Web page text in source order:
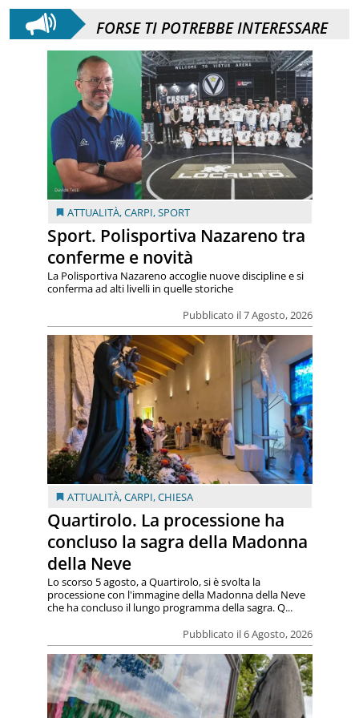
FORSE TI POTREBBE INTERESSARE
ATTUALITÀ,CARPI,SPORT
Sport. Polisportiva Nazareno tra
conferme e novità
Pubblicato il 7 Agosto, 2026
La Polisportiva Nazareno accoglie nuove discipline e si
conferma ad alti livelli in quelle storiche
ATTUALITÀ,CARPI,CHIESA
Quartirolo. La processione ha
concluso la sagra della Madonna
della Neve
Pubblicato il 6 Agosto, 2026
Lo scorso 5 agosto, a Quartirolo, si è svolta la
processione con l'immagine della Madonna della Neve
che ha concluso il lungo programma della sagra. Q...